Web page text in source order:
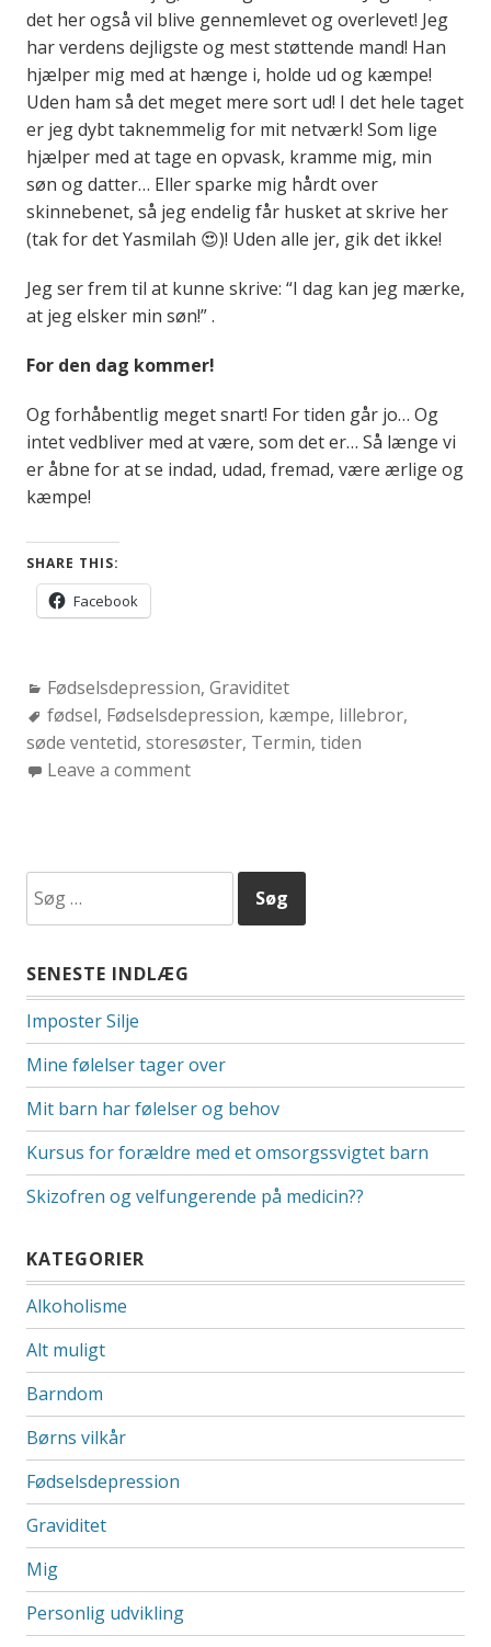
det her også vil blive gennemlevet og overlevet! Jeg
har verdens dejligste og mest støttende mand! Han
hjælper mig med at hænge i, holde ud og kæmpe!
Uden ham så det meget mere sort ud! I det hele taget
er jeg dybt taknemmelig for mit netværk! Som lige
hjælper med at tage en opvask, kramme mig, min
søn og datter… Eller sparke mig hårdt over
skinnebenet, så jeg endelig får husket at skrive her
(tak for det Yasmilah 😍)! Uden alle jer, gik det ikke!
Jeg ser frem til at kunne skrive: “I dag kan jeg mærke,
at jeg elsker min søn!” .
For den dag kommer!
Og forhåbentlig meget snart! For tiden går jo… Og
intet vedbliver med at være, som det er… Så længe vi
er åbne for at se indad, udad, fremad, være ærlige og
kæmpe!
SHARE THIS:
Facebook
Categories:
Fødselsdepression, Graviditet
Tags:
fødsel, Fødselsdepression, kæmpe, lillebror,
søde ventetid, storesøster, Termin, tiden
Leave a comment
efter:
SENESTE INDLÆG
Imposter Silje
Mine følelser tager over
Mit barn har følelser og behov
Kursus for forældre med et omsorgssvigtet barn
Skizofren og velfungerende på medicin??
KATEGORIER
Alkoholisme
Alt muligt
Barndom
Børns vilkår
Fødselsdepression
Graviditet
Mig
Personlig udvikling